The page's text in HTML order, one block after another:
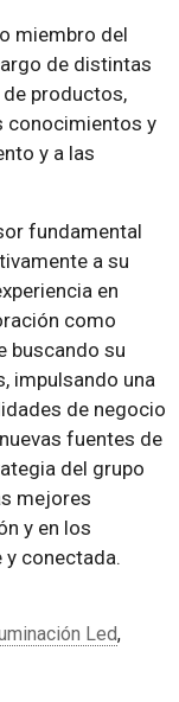
miembro del
de distintas
productos,
conocimientos y
y a las
fundamental
a su
en
como
buscando su
impulsando una
de negocio
fuentes de
del grupo
mejores
y en los
conectada.
Led,